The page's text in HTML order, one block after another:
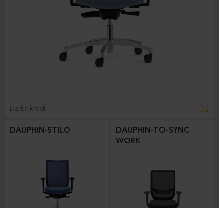
Darba krēsli
DAUPHIN-STILO
DAUPHIN-TO-SYNC
WORK